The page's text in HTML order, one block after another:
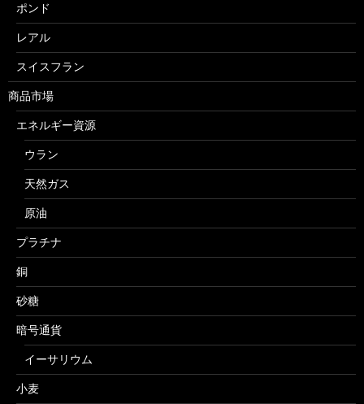
ポンド
レアル
スイスフラン
商品市場
エネルギー資源
ウラン
天然ガス
原油
プラチナ
銅
砂糖
暗号通貨
イーサリウム
小麦